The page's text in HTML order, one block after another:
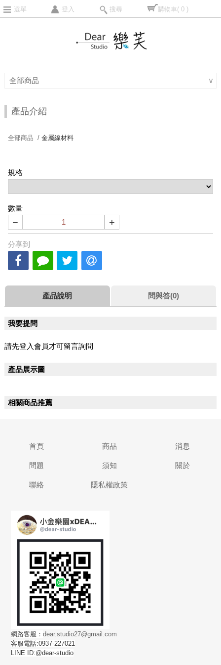
選單 登入 搜尋 購物車( 0 )
全部商品 ∨
產品介紹
全部商品 /金屬線材料
規格
數量
− +
分享到
產品說明 問與答(0)
我要提問
請先登入會員才可留言詢問
產品展示圖
相關商品推薦
首頁 商品 消息
問題 須知 關於
聯絡 隱私權政策
網路客服：dear.studio27@gmail.com
客服電話:0937-227021
LINE ID:@dear-studio